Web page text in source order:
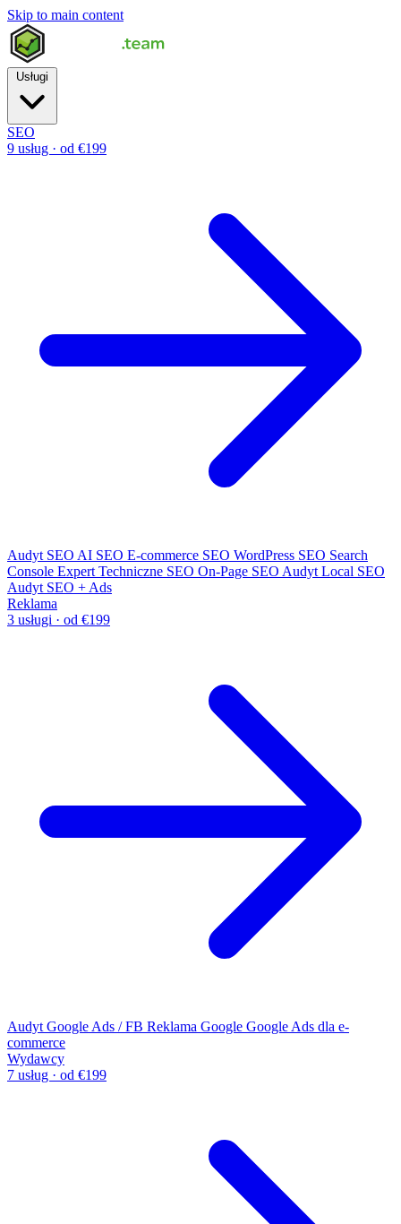
Skip to main content
SEO
9 usług · od €199
Audyt SEO AI SEO E-commerce SEO WordPress SEO Search
Console Expert Techniczne SEO On-Page SEO Audyt Local SEO
Audyt SEO + Ads
Reklama
3 usługi · od €199
Audyt Google Ads / FB Reklama Google Google Ads dla e-
commerce
Wydawcy
7 usług · od €199